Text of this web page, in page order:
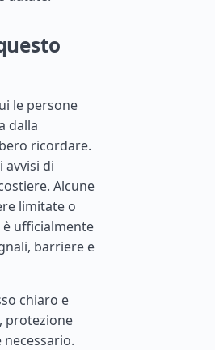
le persone
dalla
ricordare.
avvisi di
Alcune
limitate o
ufficialmente
barriere e
chiaro e
protezione